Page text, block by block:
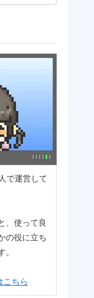
で運営して
、使って良
の役に立ち
こちら